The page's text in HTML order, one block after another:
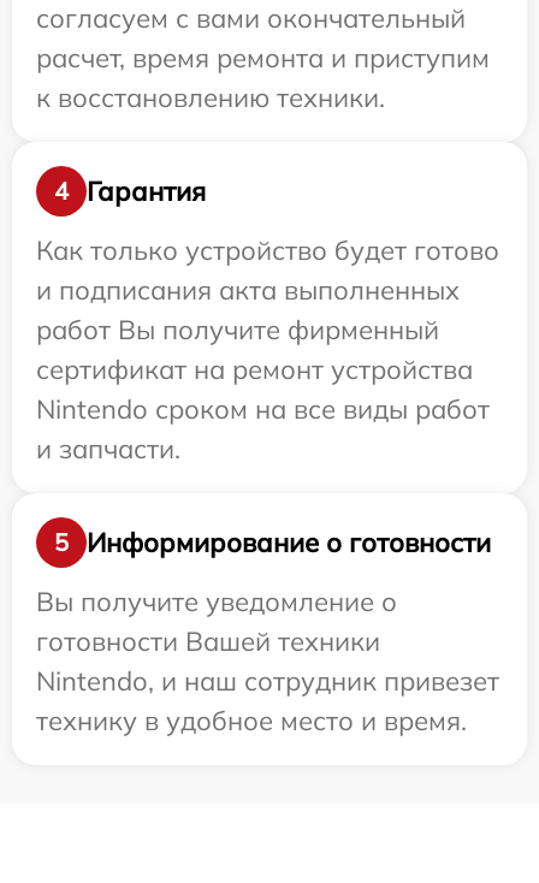
согласуем с вами окончательный
расчет, время ремонта и приступим
к восстановлению техники.
4
Гарантия
Как только устройство будет готово
и подписания акта выполненных
работ Вы получите фирменный
сертификат на ремонт устройства
Nintendo сроком на все виды работ
и запчасти.
5
Информирование о готовности
Вы получите уведомление о
готовности Вашей техники
Nintendo, и наш сотрудник привезет
технику в удобное место и время.